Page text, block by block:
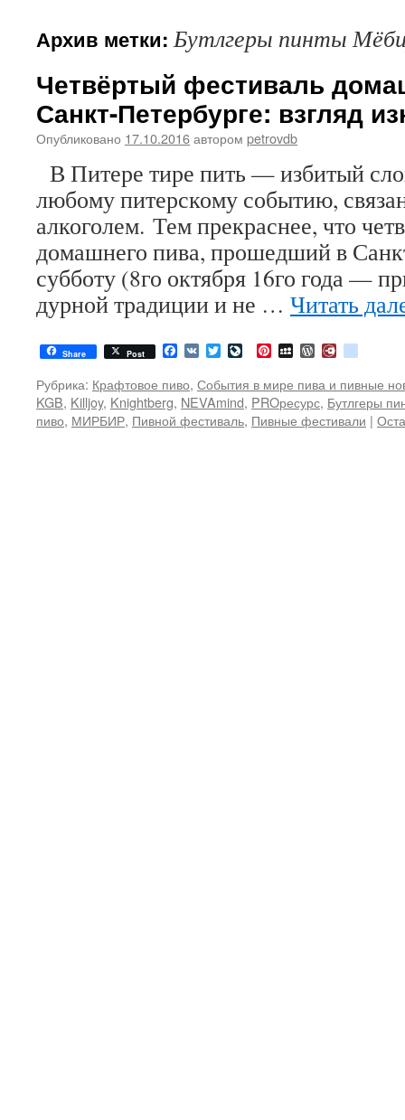
Архив метки:Бутлгеры пинты
Четвёртый фестиваль
Санкт-Петербурге: взгляд
Опубликовано 17.10.2016автором petrovdb
В Питере тире пить — избитый
любому питерскому событию,
алкоголем. Тем прекраснее, что
домашнего пива, прошедший в
субботу (8го октября 16го года —
дурной традиции и не … Читать
Share Post Facebook
VK TwitterLiveJournal
PinterestMySpaceWordPress
Diary.Ru
Рубрика: Крафтовое пиво, События в мире пива и пивные
KGB, Killjoy, Knightberg, NEVAmind, PROресурс, Бутлгеры
пиво, МИРБИР, Пивной фестиваль, Пивные фестивали |